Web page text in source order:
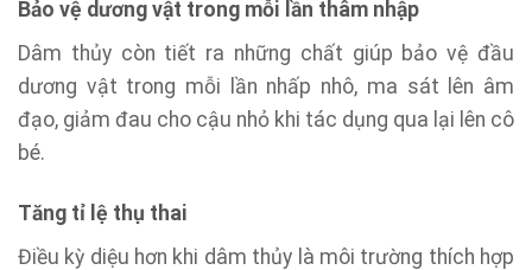
Bảo vệ dương vật trong mỗi lần thâm nhập
Dâm thủy còn tiết ra những chất giúp bảo vệ đầu
dương vật trong mỗi lần nhấp nhô, ma sát lên âm
đạo, giảm đau cho cậu nhỏ khi tác dụng qua lại lên cô
bé.
Tăng tỉ lệ thụ thai
Điều kỳ diệu hơn khi dâm thủy là môi trường thích hợp